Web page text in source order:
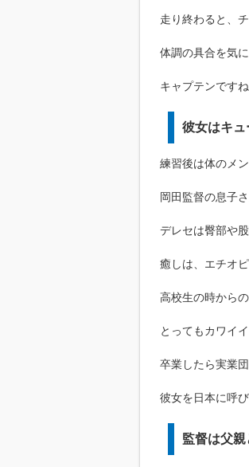
走り終わると、
体調の具合を気に
キャプテンですね
彼女はキュ
練習後は体のメン
岡田監督の息子
デレセは臀部や
癒しは、エチオ
高校生の時からの
とってもカワイイ
卒業したら実業
彼女を日本に呼
監督は父親